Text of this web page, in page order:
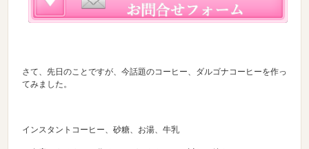
さて、先日のことですが、今話題のコーヒー、ダルゴナコーヒーを作っ
てみました。
インスタントコーヒー、砂糖、お湯、牛乳